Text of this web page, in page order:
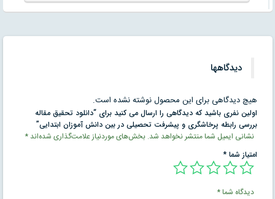
دیدگاهها
هیچ دیدگاهی برای این محصول نوشته نشده است.
اولین نفری باشید که دیدگاهی را ارسال می کنید برای “دانلود تحقیق مقاله
بررسی رابطه پرخاشگری و پيشرفت تحصيلی در بين دانش آموزان ابتدایی”
نشانی ایمیل شما منتشر نخواهد شد. بخش‌های موردنیاز علامت‌گذاری شده‌اند*
امتیاز شما*
دیدگاه شما*